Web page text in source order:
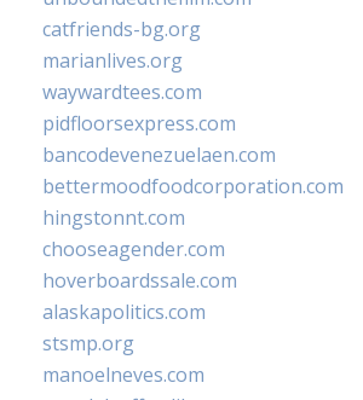
catfriends-bg.org
marianlives.org
waywardtees.com
pidfloorsexpress.com
bancodevenezuelaen.com
bettermoodfoodcorporation.com
hingstonnt.com
chooseagender.com
hoverboardssale.com
alaskapolitics.com
stsmp.org
manoelneves.com